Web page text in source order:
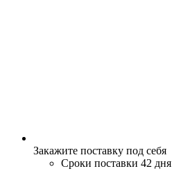
Закажите поставку под себя
Сроки поставки 42 дня